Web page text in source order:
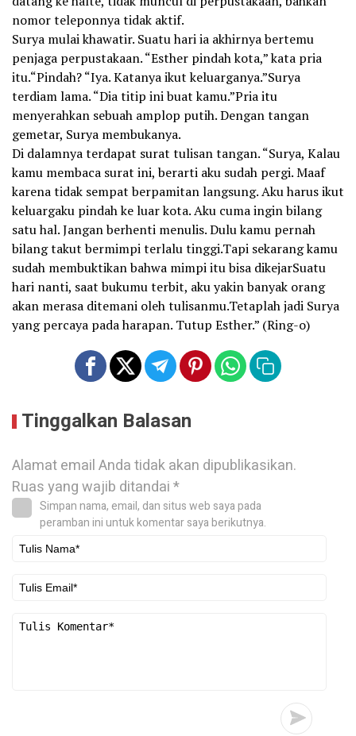
nomor teleponnya tidak aktif.
Surya mulai khawatir. Suatu hari ia akhirnya bertemu
penjaga perpustakaan. “Esther pindah kota,” kata pria
itu.“Pindah? “Iya. Katanya ikut keluarganya.”Surya
terdiam lama. “Dia titip ini buat kamu.”Pria itu
menyerahkan sebuah amplop putih. Dengan tangan
gemetar, Surya membukanya.
Di dalamnya terdapat surat tulisan tangan. “Surya, Kalau
kamu membaca surat ini, berarti aku sudah pergi. Maaf
karena tidak sempat berpamitan langsung. Aku harus ikut
keluargaku pindah ke luar kota. Aku cuma ingin bilang
satu hal. Jangan berhenti menulis. Dulu kamu pernah
bilang takut bermimpi terlalu tinggi.Tapi sekarang kamu
sudah membuktikan bahwa mimpi itu bisa dikejarSuatu
hari nanti, saat bukumu terbit, aku yakin banyak orang
akan merasa ditemani oleh tulisanmu.Tetaplah jadi Surya
yang percaya pada harapan. Tutup Esther.” (Ring-o)
Tinggalkan Balasan
Alamat email Anda tidak akan dipublikasikan.
Ruas yang wajib ditandai*
Simpan nama, email, dan situs web saya pada
peramban ini untuk komentar saya berikutnya.